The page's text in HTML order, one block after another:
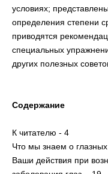
условиях;
определения степени
приводятся
специальных
других полезных
Содержание
К читателю - 4
Что мы знаем о
Ваши действия при